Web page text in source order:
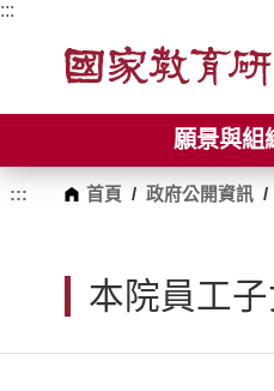
跳
容
:::
願景與組
::: 首頁 / 政府公開資訊 /
本院員工